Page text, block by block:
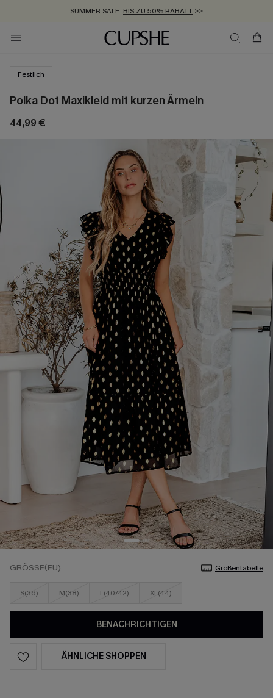
SUMMER SALE: BIS ZU 50% RABATT >>
ZUM NEWSLETTER:BIS ZU -20% EXTRA ERHALTEN
KOSTENLOSER VERSAND AB 89 €
Festlich
Polka Dot Maxikleid mit kurzen Ärmeln
44,99 €
GRÖSSE(EU) Größentabelle
S(36) M(38) L(40/42) XL(44)
BENACHRICHTIGEN
ÄHNLICHE SHOPPEN